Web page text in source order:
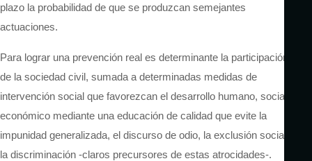
plazo la probabilidad de que se produzcan semejantes
actuaciones.
Para lograr una prevención real es determinante la participación
de la sociedad civil, sumada a determinadas medidas de
intervención social que favorezcan el desarrollo humano, social y
económico mediante una educación de calidad que evite la
impunidad generalizada, el discurso de odio, la exclusión social y
la discriminación -claros precursores de estas atrocidades-.